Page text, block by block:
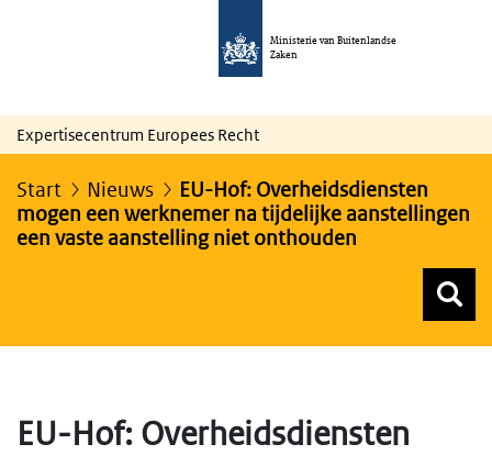
Ministerie van Buitenlandse
Zaken
Expertisecentrum Europees Recht
Start Nieuws
EU-Hof: Overheidsdiensten
mogen een werknemer na tijdelijke aanstellingen
een vaste aanstelling niet onthouden
EU-Hof: Overheidsdiensten